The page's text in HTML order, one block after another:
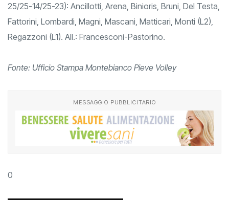
25/25-14/25-23): Ancillotti, Arena, Binioris, Bruni, Del Testa,
Fattorini, Lombardi, Magni, Mascani, Matticari, Monti (L2),
Regazzoni (L1). All.: Francesconi-Pastorino.
Fonte: Ufficio Stampa Montebianco Pieve Volley
MESSAGGIO PUBBLICITARIO
0